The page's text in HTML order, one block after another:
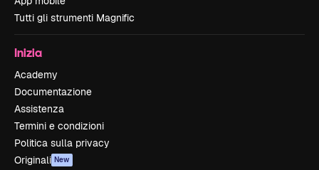
Tutti gli strumenti Magnific
Inizia
Academy
Documentazione
Assistenza
Termini e condizioni
Politica sulla privacy
Originali New